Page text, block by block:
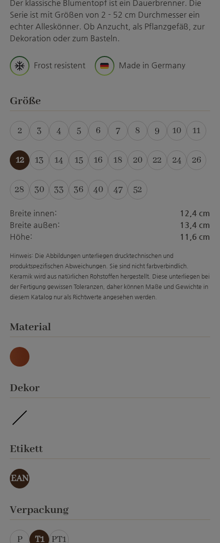
Der klassische Blumentopf ist ein Dauerbrenner. Die
Serie ist mit Größen von 2 - 52 cm Durchmesser ein
echter Alleskönner. Ob Anzucht, als Pflanzgefäß, zur
Dekoration oder zum Basteln.
Frost resistent Made in Germany
Größeauswählen
2
(Diese Option ist zurzeit nicht verfügbar.)
3
(Diese Option ist zurzeit nicht verfügbar.)
4
(Diese Option ist zurzeit nicht
5
(Diese Option ist zurzeit nicht
6 7
(Diese Option ist
8
(Diese Option ist
9
(Diese Option
10 11
12 13
(Diese Option ist zurzeit nicht verfügbar.)
14
(Diese Option ist zurzeit nicht
15
(Diese Option ist zurzeit nicht
16
(Diese Option ist zurzeit
18
(Diese Option ist
20
(Diese Option ist
22
(Diese Option
24
(Diese
26
28
(Diese Option ist zurzeit nicht verfügbar.)
30
(Diese Option ist zurzeit nicht verfügbar.)
33
(Diese Option ist zurzeit nicht
36
(Diese Option ist zurzeit nicht
40
(Diese Option ist zurzeit
47
(Diese Option ist
52
(Diese Option ist
Breite innen:
12,4 cm
Breite außen:
13,4 cm
Höhe:
11,6 cm
Hinweis: Die Abbildungen unterliegen drucktechnischen und
produktspezifischen Abweichungen. Sie sind nicht farbverbindlich.
Keramik wird aus natürlichen Rohstoffen hergestellt. Diese unterliegen bei
der Fertigung gewissen Toleranzen, daher können Maße und Gewichte in
diesem Katalog nur als Richtwerte angesehen werden.
Materialauswählen
Natur
Dekorauswählen
Etikettauswählen
EAN
Verpackungauswählen
P T1 PT1